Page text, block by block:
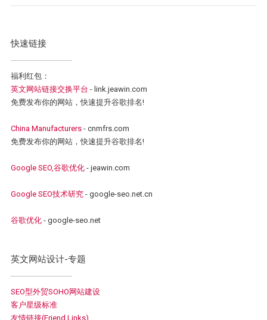
快速链接
福利红包：
英文网站链接交换平台 - link.jeawin.com
免费发布你的网站，快速提升谷歌排名!
China Manufacturers- cnmfrs.com
免费发布你的网站，快速提升谷歌排名!
Google SEO,谷歌优化- jeawin.com
Google SEO技术研究- google-seo.net.cn
谷歌优化- google-seo.net
英文网站设计-专题
SEO型外贸SOHO网站建设
客户星级标准
友情链接(Friend Links)